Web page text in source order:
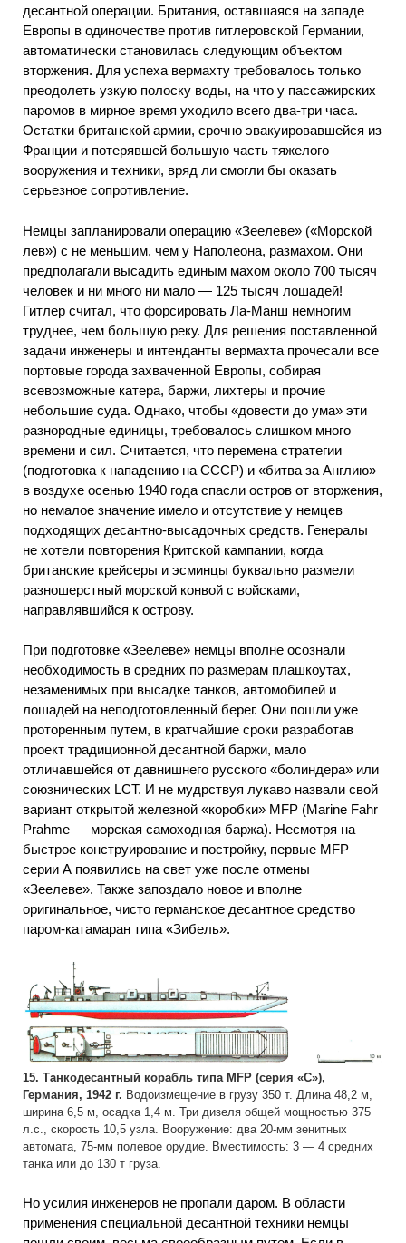
десантной операции. Британия, оставшаяся на западе
Европы в одиночестве против гитлеровской Германии,
автоматически становилась следующим объектом
вторжения. Для успеха вермахту требовалось только
преодолеть узкую полоску воды, на что у пассажирских
паромов в мирное время уходило всего два-три часа.
Остатки британской армии, срочно эвакуировавшейся из
Франции и потерявшей большую часть тяжелого
вооружения и техники, вряд ли смогли бы оказать
серьезное сопротивление.
Немцы запланировали операцию «Зеелеве» («Морской
лев») с не меньшим, чем у Наполеона, размахом. Они
предполагали высадить единым махом около 700 тысяч
человек и ни много ни мало — 125 тысяч лошадей!
Гитлер считал, что форсировать Ла-Манш немногим
труднее, чем большую реку. Для решения поставленной
задачи инженеры и интенданты вермахта прочесали все
портовые города захваченной Европы, собирая
всевозможные катера, баржи, лихтеры и прочие
небольшие суда. Однако, чтобы «довести до ума» эти
разнородные единицы, требовалось слишком много
времени и сил. Считается, что перемена стратегии
(подготовка к нападению на СССР) и «битва за Англию»
в воздухе осенью 1940 года спасли остров от вторжения,
но немалое значение имело и отсутствие у немцев
подходящих десантно-высадочных средств. Генералы
не хотели повторения Критской кампании, когда
британские крейсеры и эсминцы буквально размели
разношерстный морской конвой с войсками,
направлявшийся к острову.
При подготовке «Зеелеве» немцы вполне осознали
необходимость в средних по размерам плашкоутах,
незаменимых при высадке танков, автомобилей и
лошадей на неподготовленный берег. Они пошли уже
проторенным путем, в кратчайшие сроки разработав
проект традиционной десантной баржи, мало
отличавшейся от давнишнего русского «болиндера» или
союзнических LCT. И не мудрствуя лукаво назвали свой
вариант открытой железной «коробки» MFP (Marine Fahr
Prahme — морская самоходная баржа). Несмотря на
быстрое конструирование и постройку, первые MFP
серии А появились на свет уже после отмены
«Зеелеве». Также запоздало новое и вполне
оригинальное, чисто германское десантное средство
паром-катамаран типа «Зибель».
15. Танкодесантный корабль типа MFP (серия «С»),
Германия, 1942 г. Водоизмещение в грузу 350 т. Длина 48,2 м,
ширина 6,5 м, осадка 1,4 м. Три дизеля общей мощностью 375
л.с., скорость 10,5 узла. Вооружение: два 20-мм зенитных
автомата, 75-мм полевое орудие. Вместимость: 3 — 4 средних
танка или до 130 т груза.
Но усилия инженеров не пропали даром. В области
применения специальной десантной техники немцы